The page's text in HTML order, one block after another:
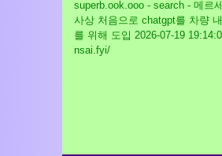
superb.ook.ooo - search - 메르
사상 처음으로 chatgpt를 차량
를 위해 도입 2026-07-19
nsai.fyi/